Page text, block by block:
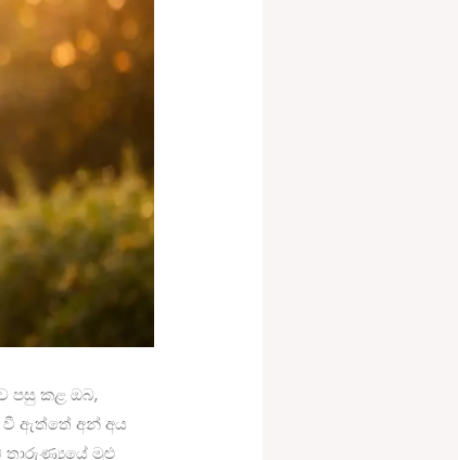
පසු කළ ඔබ,
වී ඇත්තේ අන් අය
මුළු